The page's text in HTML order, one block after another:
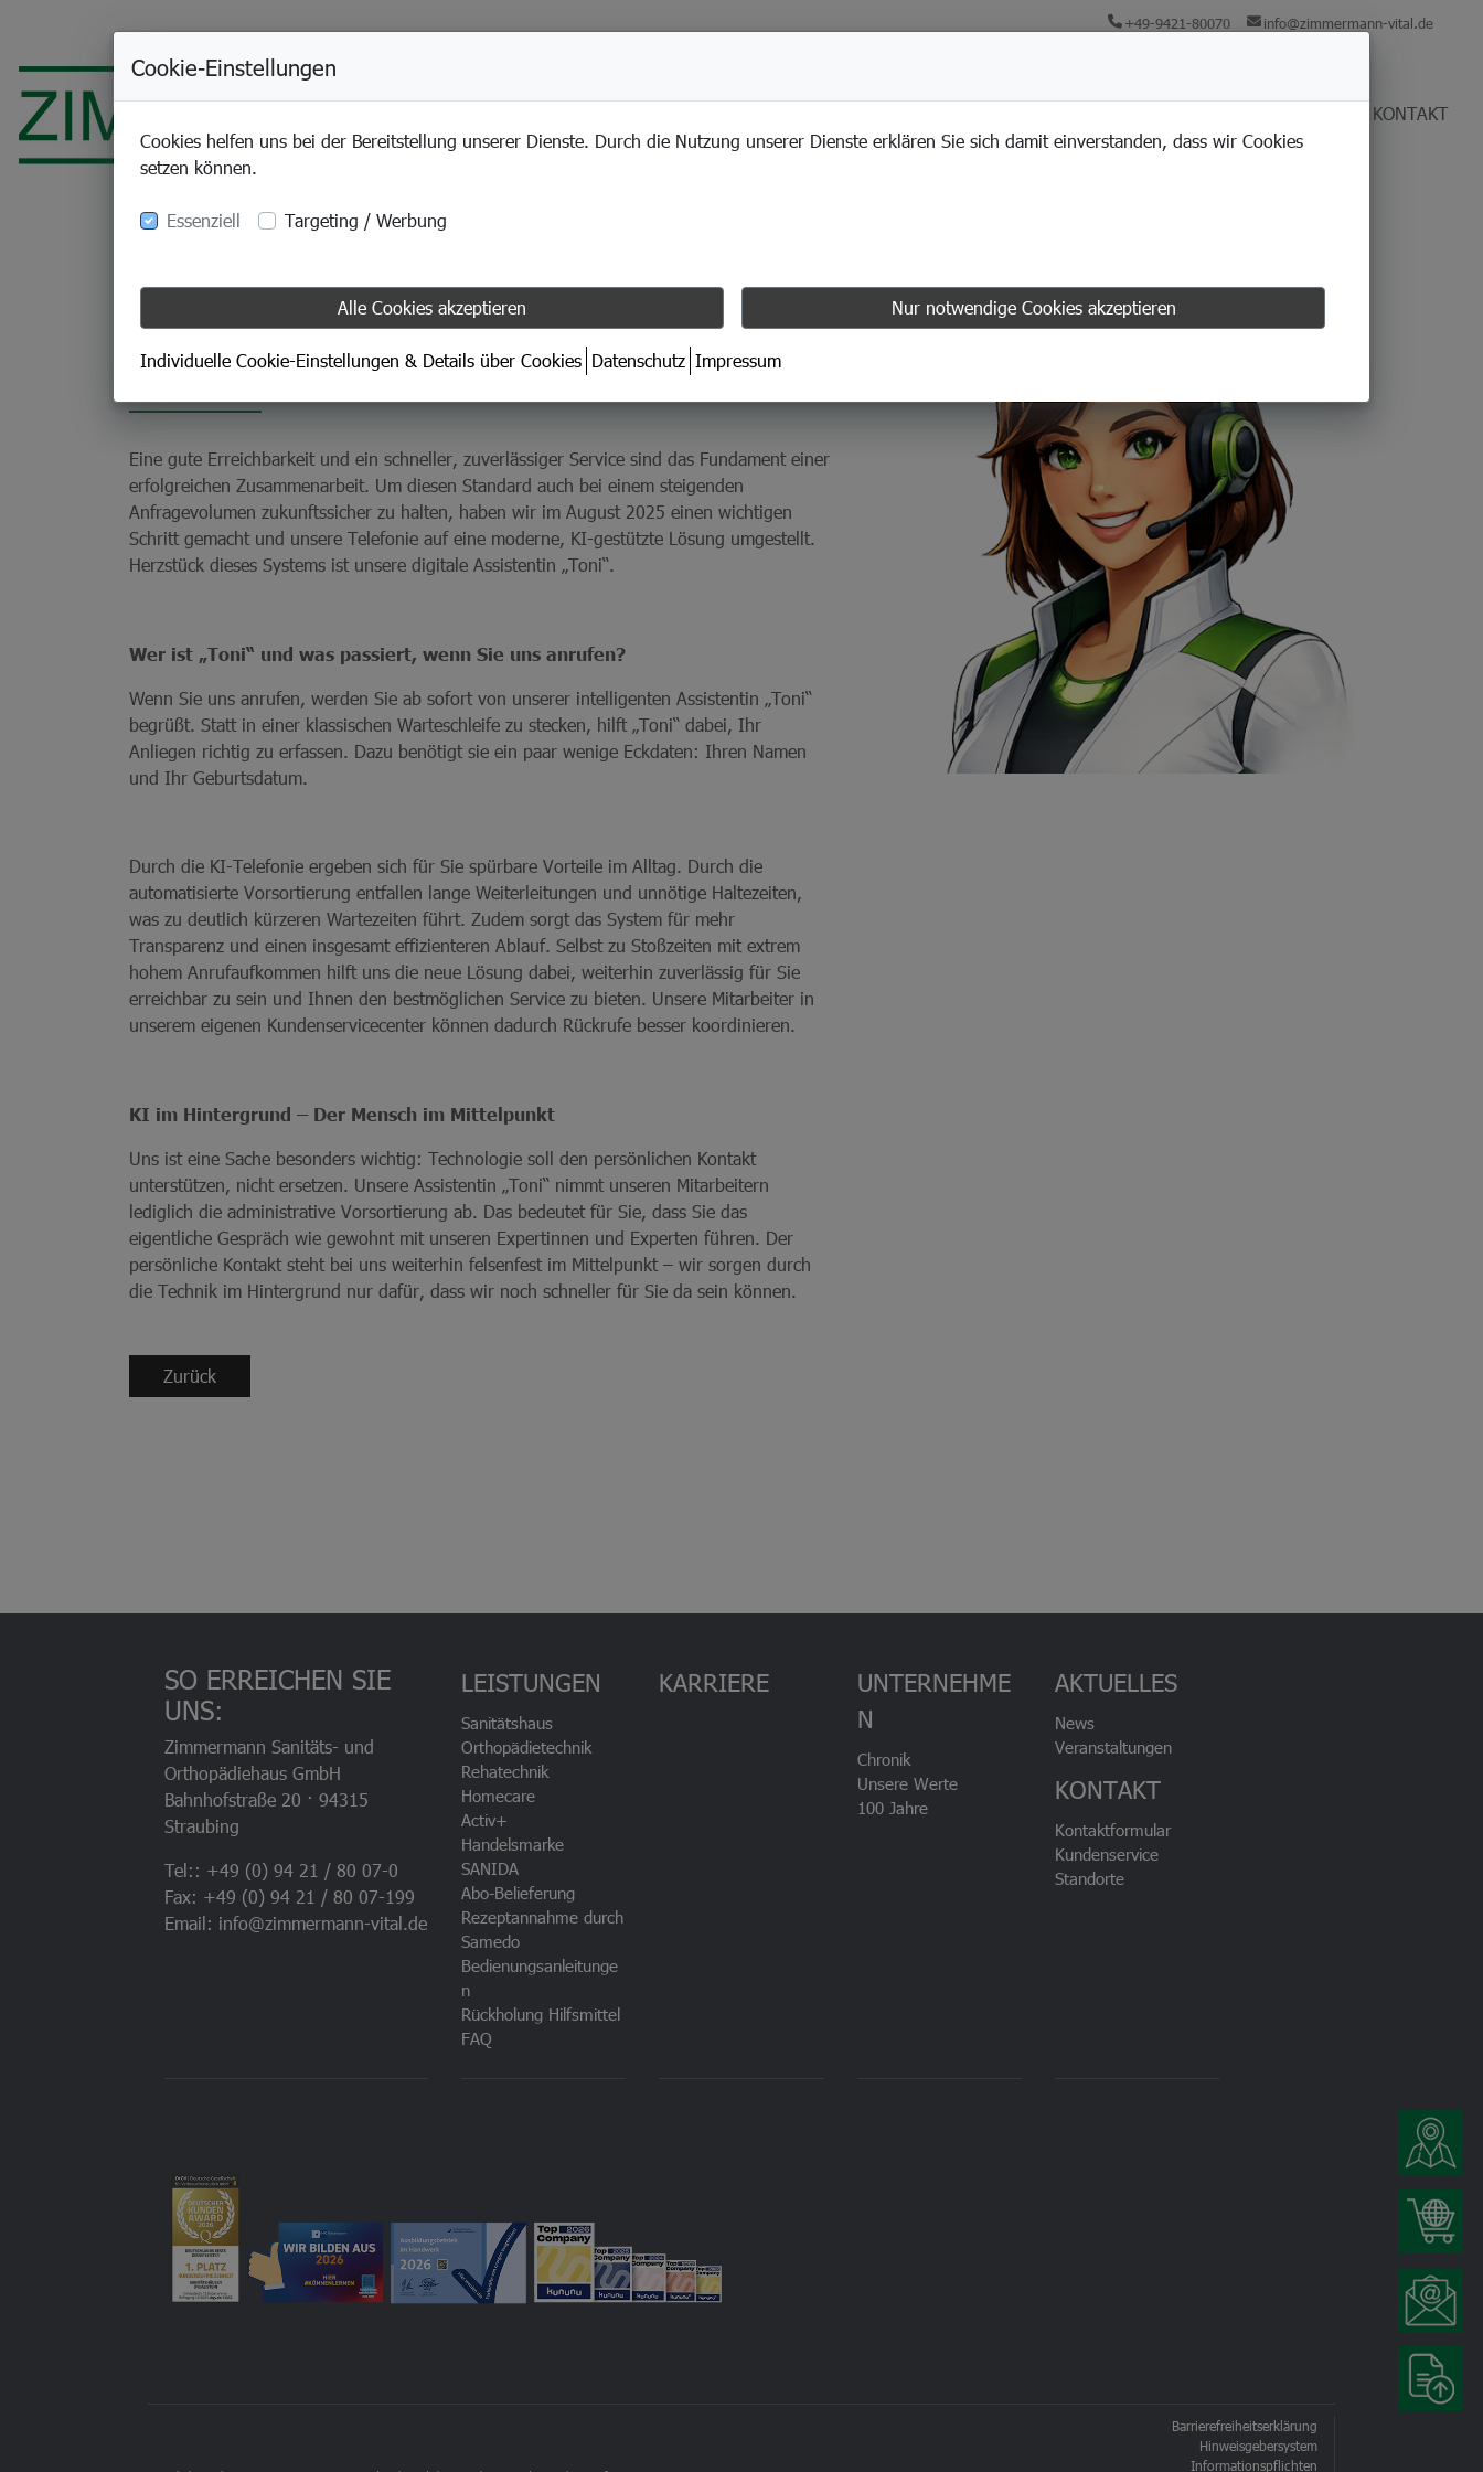
+49-9421-80070 info@zimmermann-vital.de
KONTAKT
Wie "Toni" Ihnen Zeit spart
Eine gute Erreichbarkeit und ein schneller, zuverlässiger Service sind das Fundament einer
erfolgreichen Zusammenarbeit. Um diesen Standard auch bei einem steigenden
Anfragevolumen zukunftssicher zu halten, haben wir im August 2025 einen wichtigen
Schritt gemacht und unsere Telefonie auf eine moderne, KI-gestützte Lösung umgestellt.
Herzstück dieses Systems ist unsere digitale Assistentin „Toni“.
Wer ist „Toni“ und was passiert, wenn Sie uns anrufen?
Wenn Sie uns anrufen, werden Sie ab sofort von unserer intelligenten Assistentin „Toni“
begrüßt. Statt in einer klassischen Warteschleife zu stecken, hilft „Toni“ dabei, Ihr
Anliegen richtig zu erfassen. Dazu benötigt sie ein paar wenige Eckdaten: Ihren Namen
und Ihr Geburtsdatum.
Durch die KI-Telefonie ergeben sich für Sie spürbare Vorteile im Alltag. Durch die
automatisierte Vorsortierung entfallen lange Weiterleitungen und unnötige Haltezeiten,
was zu deutlich kürzeren Wartezeiten führt. Zudem sorgt das System für mehr
Transparenz und einen insgesamt effizienteren Ablauf. Selbst zu Stoßzeiten mit extrem
hohem Anrufaufkommen hilft uns die neue Lösung dabei, weiterhin zuverlässig für Sie
erreichbar zu sein und Ihnen den bestmöglichen Service zu bieten. Unsere Mitarbeiter in
unserem eigenen Kundenservicecenter können dadurch Rückrufe besser koordinieren.
KI im Hintergrund – Der Mensch im Mittelpunkt
Uns ist eine Sache besonders wichtig: Technologie soll den persönlichen Kontakt
unterstützen, nicht ersetzen. Unsere Assistentin „Toni“ nimmt unseren Mitarbeitern
lediglich die administrative Vorsortierung ab. Das bedeutet für Sie, dass Sie das
eigentliche Gespräch wie gewohnt mit unseren Expertinnen und Experten führen. Der
persönliche Kontakt steht bei uns weiterhin felsenfest im Mittelpunkt – wir sorgen durch
die Technik im Hintergrund nur dafür, dass wir noch schneller für Sie da sein können.
Zurück
SO ERREICHEN SIE
UNS:
Zimmermann Sanitäts- und
Orthopädiehaus GmbH
Bahnhofstraße 20 · 94315
Straubing
Tel:: +49 (0) 94 21 / 80 07-0
Fax: +49 (0) 94 21 / 80 07-199
Email: info@zimmermann-vital.de
LEISTUNGEN
Sanitätshaus
Orthopädietechnik
Rehatechnik
Homecare
Activ+
Handelsmarke
SANIDA
Abo-Belieferung
Rezeptannahme durch
Samedo
Bedienungsanleitunge
n
Rückholung Hilfsmittel
FAQ
KARRIERE
UNTERNEHME
N
Chronik
Unsere Werte
100 Jahre
AKTUELLES
News
Veranstaltungen
KONTAKT
Kontaktformular
Kundenservice
Standorte
Barrierefreiheitserklärung
Hinweisgebersystem
Informationspflichten
Cookie-Einstellungen
Cookies helfen uns bei der Bereitstellung unserer Dienste. Durch die Nutzung unserer Dienste erklären Sie sich damit einverstanden, dass wir Cookies
setzen können.
Essenziell Targeting / Werbung
Alle Cookies akzeptieren Nur notwendige Cookies akzeptieren
Individuelle Cookie-Einstellungen & Details über Cookies Datenschutz Impressum